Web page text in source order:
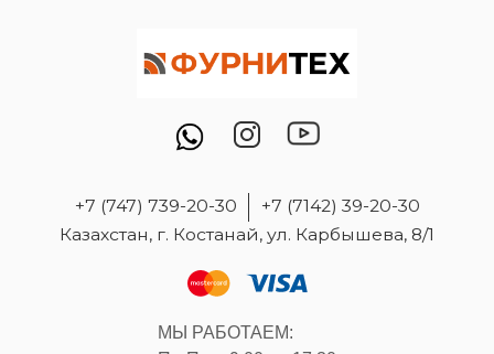
+7 (747) 739-20-30
+7 (7142) 39-20-30
Казахстан, г. Костанай, ул. Карбышева, 8/1
МЫ РАБОТАЕМ: